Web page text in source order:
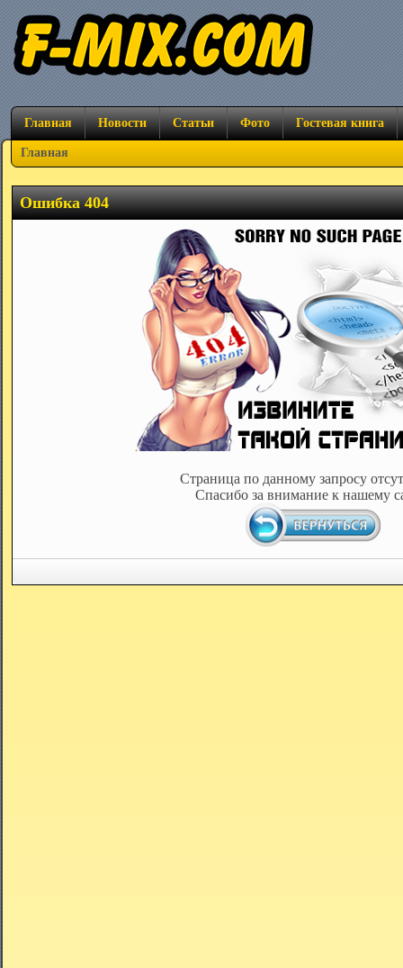
Главная Новости Статьи Фото Гостевая книга
Главная
Ошибка 404
Страница по данному запросу
Спасибо за внимание к нашему